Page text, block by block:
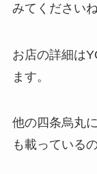
みてください
お店の詳細は
ます。
他の四条烏丸
も載っている